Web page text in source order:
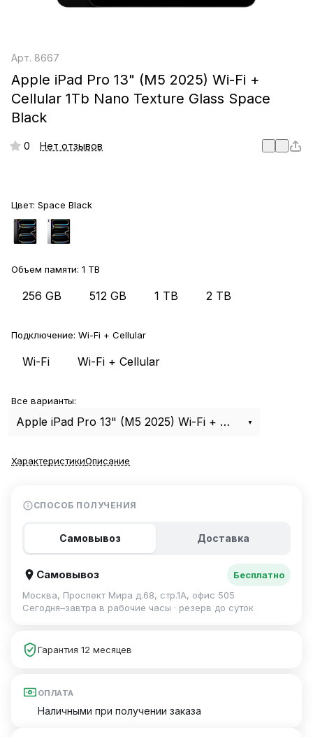
Арт. 8667
Apple iPad Pro 13" (M5 2025) Wi-Fi +
Cellular 1Tb Nano Texture Glass Space
Black
0 Нет отзывов
Цвет: Space Black
Объем памяти: 1 TB
256 GB 512 GB 1 TB 2 TB
Подключение: Wi-Fi + Cellular
Wi-Fi Wi-Fi + Cellular
Все варианты:
Apple iPad Pro 13" (M5 2025) Wi-Fi + Cellular 1Tb Nano Texture Glass Space Black
ХарактеристикиОписание
СПОСОБ ПОЛУЧЕНИЯ
Самовывоз Доставка
Самовывоз
Бесплатно
Москва, Проспект Мира д.68, стр.1А, офис 505
Сегодня–завтра в рабочие часы · резерв до суток
Гарантия 12 месяцев
ОПЛАТА
Наличными при получении заказа